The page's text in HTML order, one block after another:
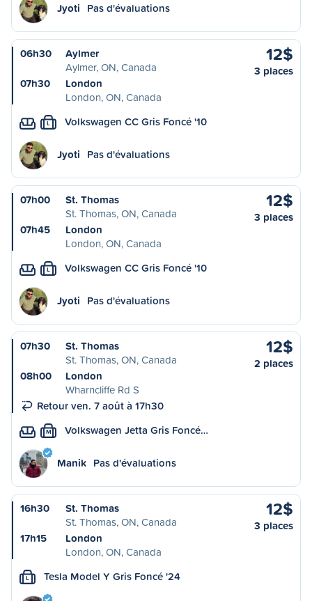
Jyoti Pas d'évaluations
06h30
Aylmer
Aylmer, ON, Canada
07h30
London
London, ON, Canada
12$
3 places
L Volkswagen CC Gris Foncé '10
Jyoti Pas d'évaluations
07h00
St. Thomas
St. Thomas, ON, Canada
07h45
London
London, ON, Canada
12$
3 places
L Volkswagen CC Gris Foncé '10
Jyoti Pas d'évaluations
07h30
St. Thomas
St. Thomas, ON, Canada
08h00
London
Wharncliffe Rd S
Retour ven. 7 août à 17h30
12$
2 places
M Volkswagen Jetta Gris Foncé…
Manik Pas d'évaluations
16h30
St. Thomas
St. Thomas, ON, Canada
17h15
London
London, ON, Canada
12$
3 places
L Tesla Model Y Gris Foncé '24